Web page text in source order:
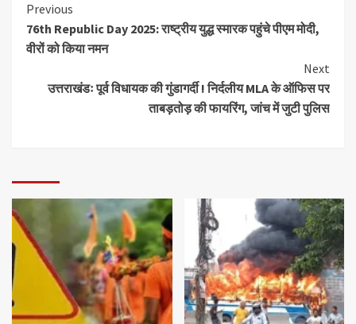
Previous
76th Republic Day 2025: राष्ट्रीय युद्ध स्मारक पहुंचे पीएम मोदी,
वीरों को किया नमन
Next
उत्तराखंडः पूर्व विधायक की गुंडागर्दी ! निर्दलीय MLA के ऑफिस पर
ताबड़तोड़ की फायरिंग, जांच में जुटी पुलिस